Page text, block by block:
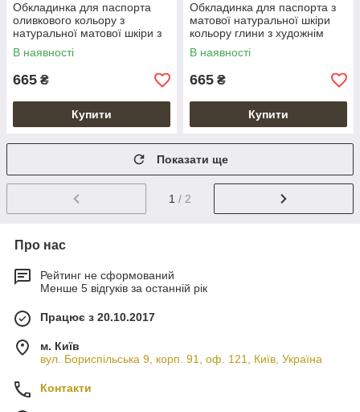
Обкладинка для паспорта
оливкового кольору з
натуральної матової шкіри з
художнім тисненням
В наявності
665 ₴
Купити
Обкладинка для паспорта з
матової натуральної шкіри
кольору глини з художнім
тисненням
В наявності
665 ₴
Купити
Показати ще
1 / 2
Про нас
Рейтинг не сформований
Менше 5 відгуків за останній рік
Працює з 20.10.2017
м. Київ
вул. Бориспільська 9, корп. 91, оф. 121, Київ, Україна
Контакти